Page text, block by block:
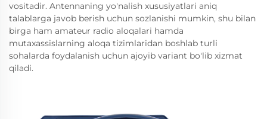
vositadir. Antennaning yo'nalish xususiyatlari aniq
talablarga javob berish uchun sozlanishi mumkin, shu bilan
birga ham amateur radio aloqalari hamda
mutaxassislarning aloqa tizimlaridan boshlab turli
sohalarda foydalanish uchun ajoyib variant bo'lib xizmat
qiladi.